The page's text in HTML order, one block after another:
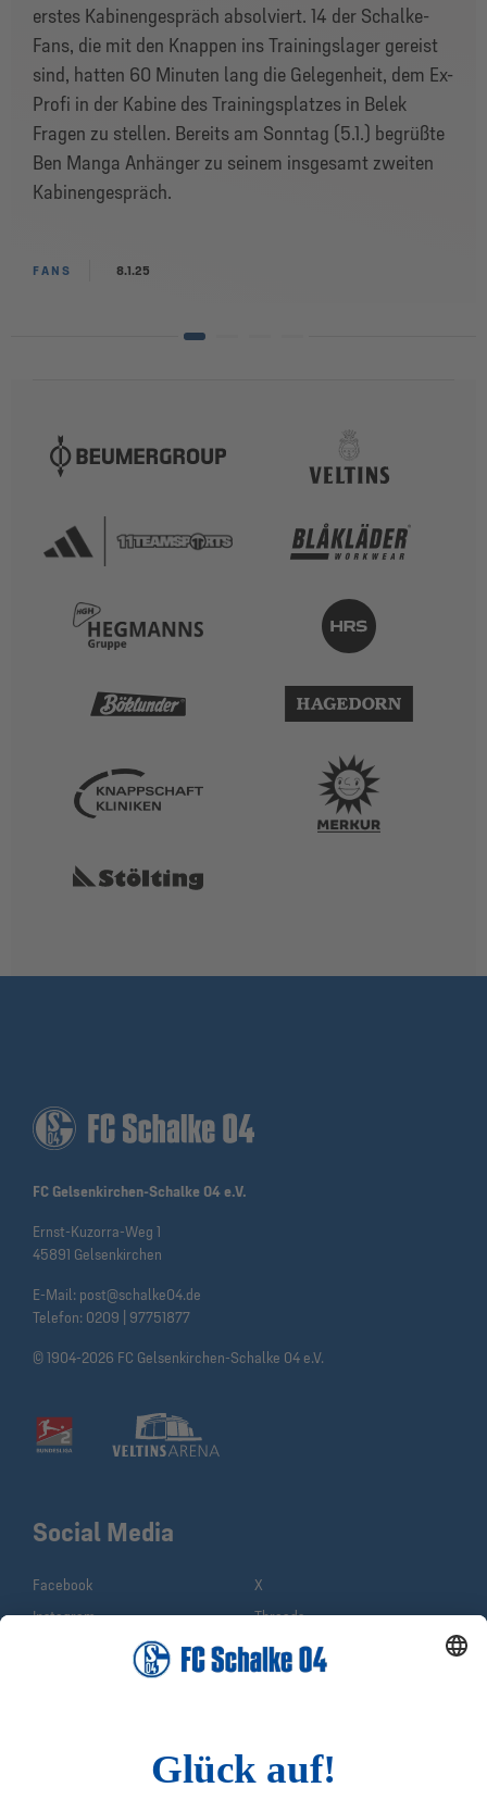
erstes Kabinengespräch absolviert. 14 der Schalke-
Fans, die mit den Knappen ins Trainingslager gereist
sind, hatten 60 Minuten lang die Gelegenheit, dem Ex-
Profi in der Kabine des Trainingsplatzes in Belek
Fragen zu stellen. Bereits am Sonntag (5.1.) begrüßte
Ben Manga Anhänger zu seinem insgesamt zweiten
Kabinengespräch.
FANS 8.1.25
FC Gelsenkirchen-Schalke 04 e.V.
Ernst-Kuzorra-Weg 1
45891 Gelsenkirchen
E-Mail: post@schalke04.de
Telefon: 0209 | 97751877
© 1904-2026 FC Gelsenkirchen-Schalke 04 e.V.
Quicklinks
Social Media
Facebook
X
Instagram
Threads
WhatsApp